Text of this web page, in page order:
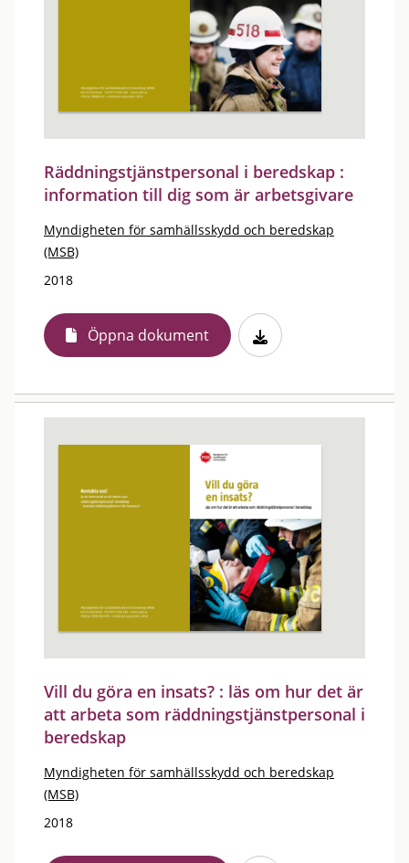
Räddningstjänstpersonal i beredskap :
information till dig som är arbetsgivare
Myndigheten för samhällsskydd och beredskap
(MSB)
2018
Öppna dokument
Vill du göra en insats? : läs om hur det är
att arbeta som räddningstjänstpersonal i
beredskap
Myndigheten för samhällsskydd och beredskap
(MSB)
2018